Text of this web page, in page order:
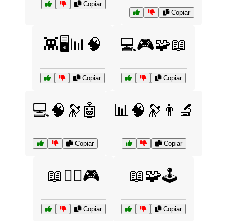
Copiar
Copiar
👾🖥️📊🧠
Copiar
💻🎮🧩📖
Copiar
💻🧠🔭🤖
Copiar
📊🧠🔭👨‍🔬
Copiar
📖🧙‍♂️🎮
Copiar
📖🧩🕹️
Copiar